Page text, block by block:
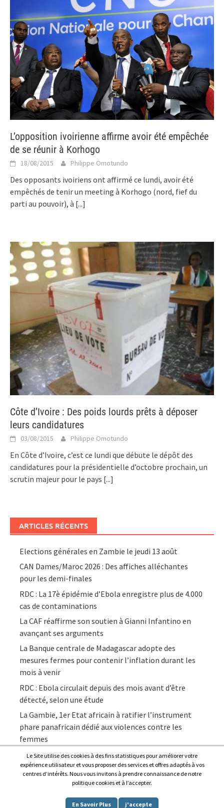
L’opposition ivoirienne affirme avoir été empêchée
de se réunir à Korhogo
18/08/2015 Philippe Omotundo
Des opposants ivoiriens ont affirmé ce lundi, avoir été
empêchés de tenir un meeting à Korhogo (nord, fief du
parti au pouvoir), à [...]
Côte d’Ivoire : Des poids lourds prêts à déposer
leurs candidatures
03/08/2015 Philippe Omotundo
En Côte d’Ivoire, c’est ce lundi que débute le dépôt des
candidatures pour la présidentielle d’octobre prochain, un
scrutin majeur pour le pays [...]
ARTICLES RÉCENTS
Elections générales en Zambie le jeudi 13 août
CAN Dames/Maroc 2026 : Des affiches alléchantes
pour les demi-finales
RDC : La 17è épidémie d’Ebola enregistre plus de 4.000
cas de contaminations
La CAF réaffirme son soutien à Gianni Infantino en
avançant ses arguments
La Banque centrale de Madagascar adopte des
mesures fermes pour contenir l’inflation durant les
mois à venir
RDC : Ebola circulait depuis des mois avant d’être
détecté, selon une étude
La Gambie, 1er Etat africain à ratifier l’instrument
phare panafricain dédié aux violences contre les
femmes
Afrique7, l’info du continent en continu
Le Site utilise des cookies à des fins statistiques pour améliorer votre
expérience utilisateur et vous proposer des services et offres adaptés à vos
centres d’intérêts. Nous vous invitons à prendre connaissance de notre
politique cookies et à l’accepter.
En Savoir Plus j'accepte